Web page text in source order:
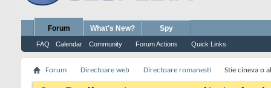
Forum
FAQ Calendar Community Forum Actions Quick Links
What's New? Spy
Forum Directoare web Directoare romanesti Stie cineva o